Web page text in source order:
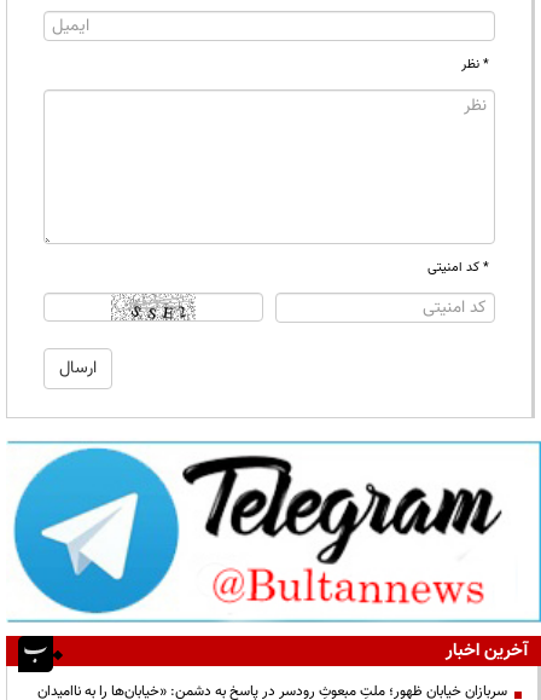
* نظر
* کد امنیتی
آخرین اخبار
سربازانِ خیابانِ ظهور؛ ملتِ مبعوثِ رودسر در پاسخ به دشمن: «خیابان‌ها را به ناامیدان